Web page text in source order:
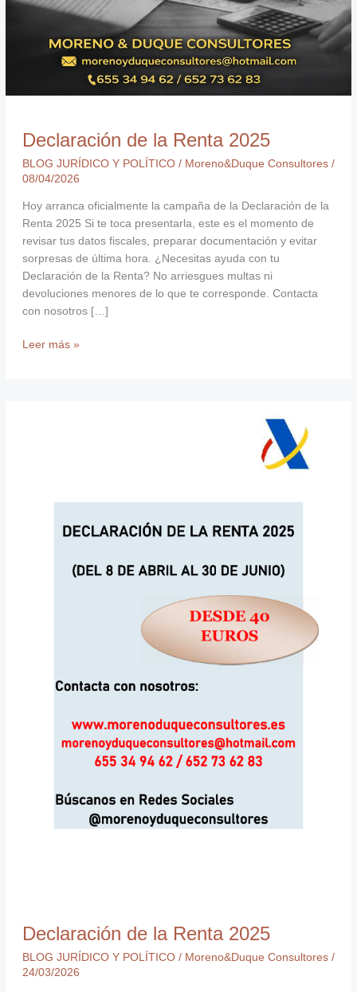
Declaración de la Renta 2025
BLOG JURÍDICO Y POLÍTICO/ Moreno&Duque Consultores /
08/04/2026
Hoy arranca oficialmente la campaña de la Declaración de la
Renta 2025 Si te toca presentarla, este es el momento de
revisar tus datos fiscales, preparar documentación y evitar
sorpresas de última hora. ¿Necesitas ayuda con tu
Declaración de la Renta? No arriesgues multas ni
devoluciones menores de lo que te corresponde. Contacta
con nosotros […]
Leer más »
Declaración de la Renta 2025
BLOG JURÍDICO Y POLÍTICO/ Moreno&Duque Consultores /
24/03/2026